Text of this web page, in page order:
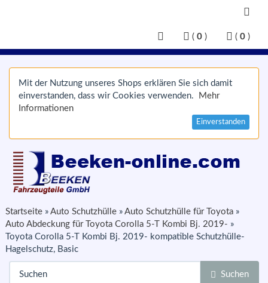
( 0 ) ( 0 )
Mit der Nutzung unseres Shops erklären Sie sich damit
einverstanden, dass wir Cookies verwenden.
Mehr
Informationen
Einverstanden
Startseite » Auto Schutzhülle » Auto Schutzhülle für Toyota »
Auto Abdeckung für Toyota Corolla 5-T Kombi Bj. 2019- »
Toyota Corolla 5-T Kombi Bj. 2019- kompatible Schutzhülle-
Hagelschutz, Basic
Suchen